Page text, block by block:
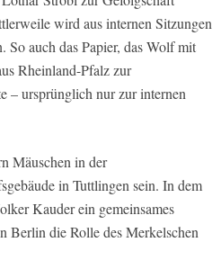
wird aus internen Sitzungen
So auch das Papier, das Wolf mit
Rheinland-Pfalz zur
– ursprünglich nur zur internen
Mäuschen in der
in Tuttlingen sein. In dem
Kauder ein gemeinsames
Berlin die Rolle des Merkelschen